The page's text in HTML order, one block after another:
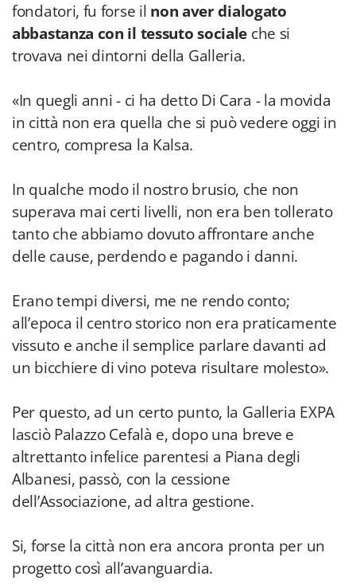
fondatori, fu forse il non aver dialogato
abbastanza con il tessuto sociale che si
trovava nei dintorni della Galleria.
«In quegli anni - ci ha detto Di Cara - la movida
in città non era quella che si può vedere oggi in
centro, compresa la Kalsa.
In qualche modo il nostro brusio, che non
superava mai certi livelli, non era ben tollerato
tanto che abbiamo dovuto affrontare anche
delle cause, perdendo e pagando i danni.
Erano tempi diversi, me ne rendo conto;
all’epoca il centro storico non era praticamente
vissuto e anche il semplice parlare davanti ad
un bicchiere di vino poteva risultare molesto».
Per questo, ad un certo punto, la Galleria EXPA
lasciò Palazzo Cefalà e, dopo una breve e
altrettanto infelice parentesi a Piana degli
Albanesi, passò, con la cessione
dell’Associazione, ad altra gestione.
Si, forse la città non era ancora pronta per un
progetto così all’avanguardia.